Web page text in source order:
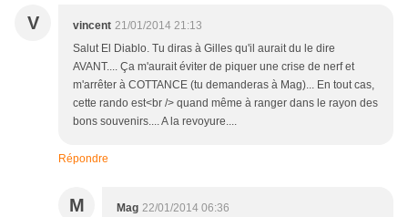
V vincent 21/01/2014 21:13
Salut El Diablo. Tu diras à Gilles qu'il aurait du le dire
AVANT.... Ça m'aurait éviter de piquer une crise de nerf et
m'arrêter à COTTANCE (tu demanderas à Mag)... En tout cas,
cette rando est<br /> quand même à ranger dans le rayon des
bons souvenirs.... A la revoyure....
Répondre
M Mag 22/01/2014 06:36